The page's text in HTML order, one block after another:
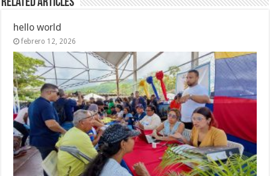
hello world
febrero 12, 2026